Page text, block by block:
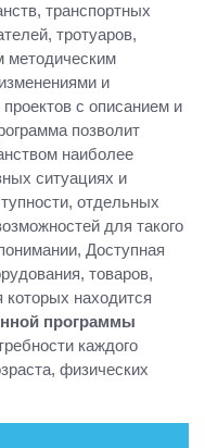
транспортных
тротуаров,
методическим
и
с описанием и
позволит
наиболее
ситуациях и
отдельных
для такого
Доступная
товаров,
которых находится
программы
каждого
физических